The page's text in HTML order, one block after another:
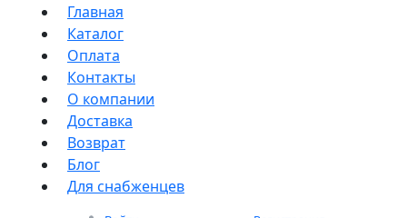
Главная
Каталог
Оплата
Контакты
О компании
Доставка
Возврат
Блог
Для снабженцев